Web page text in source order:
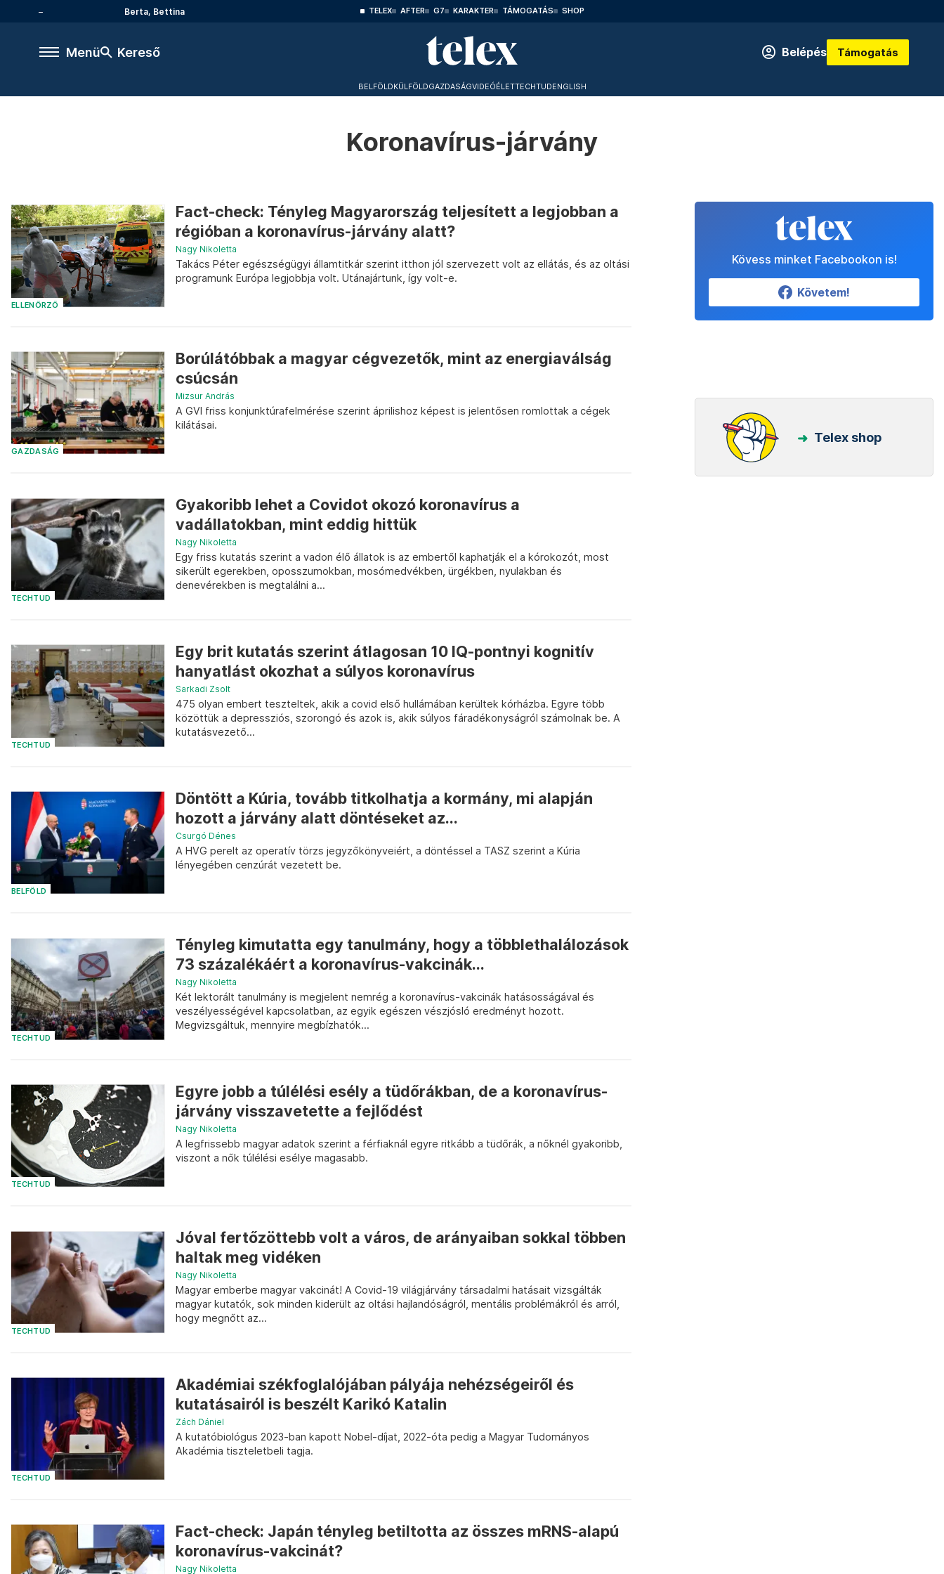
Berta, Bettina TELEX AFTER G7 KARAKTER TÁMOGATÁS SHOP
Menü Kereső Belépés Támogatás
BELFÖLDKÜLFÖLDGAZDASÁGVIDEÓÉLETTECHTUDENGLISH
Koronavírus-járvány
ELLENŐRZŐ
Fact-check: Tényleg Magyarország teljesített a legjobban a
régióban a koronavírus-járvány alatt?
Nagy Nikoletta
Takács Péter egészségügyi államtitkár szerint itthon jól szervezett volt az ellátás, és az oltási
programunk Európa legjobbja volt. Utánajártunk, így volt-e.
GAZDASÁG
Borúlátóbbak a magyar cégvezetők, mint az energiaválság
csúcsán
Mizsur András
A GVI friss konjunktúrafelmérése szerint áprilishoz képest is jelentősen romlottak a cégek
kilátásai.
TECHTUD
Gyakoribb lehet a Covidot okozó koronavírus a
vadállatokban, mint eddig hittük
Nagy Nikoletta
Egy friss kutatás szerint a vadon élő állatok is az embertől kaphatják el a kórokozót, most
sikerült egerekben, oposszumokban, mosómedvékben, ürgékben, nyulakban és
denevérekben is megtalálni a...
TECHTUD
Egy brit kutatás szerint átlagosan 10 IQ-pontnyi kognitív
hanyatlást okozhat a súlyos koronavírus
Sarkadi Zsolt
475 olyan embert teszteltek, akik a covid első hullámában kerültek kórházba. Egyre több
közöttük a depressziós, szorongó és azok is, akik súlyos fáradékonyságról számolnak be. A
kutatásvezető...
BELFÖLD
Döntött a Kúria, tovább titkolhatja a kormány, mi alapján
hozott a járvány alatt döntéseket az...
Csurgó Dénes
A HVG perelt az operatív törzs jegyzőkönyveiért, a döntéssel a TASZ szerint a Kúria
lényegében cenzúrát vezetett be.
TECHTUD
Tényleg kimutatta egy tanulmány, hogy a többlethalálozások
73 százalékáért a koronavírus-vakcinák...
Nagy Nikoletta
Két lektorált tanulmány is megjelent nemrég a koronavírus-vakcinák hatásosságával és
veszélyességével kapcsolatban, az egyik egészen vészjósló eredményt hozott.
Megvizsgáltuk, mennyire megbízhatók...
TECHTUD
Egyre jobb a túlélési esély a tüdőrákban, de a koronavírus-
járvány visszavetette a fejlődést
Nagy Nikoletta
A legfrissebb magyar adatok szerint a férfiaknál egyre ritkább a tüdőrák, a nőknél gyakoribb,
viszont a nők túlélési esélye magasabb.
TECHTUD
Jóval fertőzöttebb volt a város, de arányaiban sokkal többen
haltak meg vidéken
Nagy Nikoletta
Magyar emberbe magyar vakcinát! A Covid-19 világjárvány társadalmi hatásait vizsgálták
magyar kutatók, sok minden kiderült az oltási hajlandóságról, mentális problémákról és arról,
hogy megnőtt az...
TECHTUD
Akadémiai székfoglalójában pályája nehézségeiről és
kutatásairól is beszélt Karikó Katalin
Zách Dániel
A kutatóbiológus 2023-ban kapott Nobel-díjat, 2022-óta pedig a Magyar Tudományos
Akadémia tiszteletbeli tagja.
Fact-check: Japán tényleg betiltotta az összes mRNS-alapú
koronavírus-vakcinát?
Nagy Nikoletta
Kövess minket Facebookon is!
Követem!
Telex shop